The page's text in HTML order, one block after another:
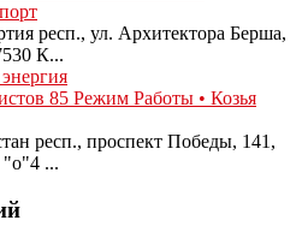
респ., ул. Архитектора Берша,
К...
85 Режим Работы • Козья
респ., проспект Победы, 141,
"о"4 ...